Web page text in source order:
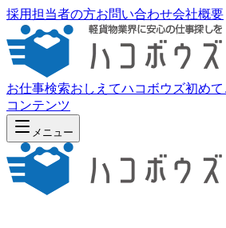
採用担当者の方お問い合わせ会社概要
お仕事検索おしえてハコボウズ初め
コンテンツ
メニュー